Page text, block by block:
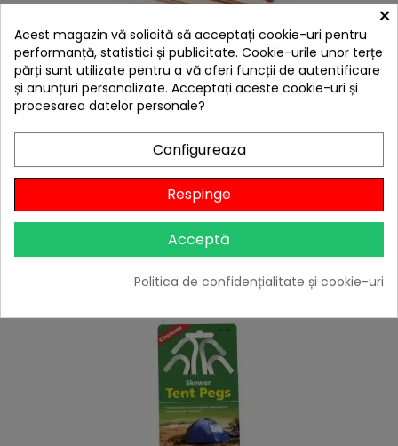
Cuie de ancorare ultra usoare DDHammocks -
0705422505439
45,76 lei
Niciun review
Stoc furnizor
×
Acest magazin vă solicită să acceptați cookie-uri pentru
performanță, statistici și publicitate. Cookie-urile unor terțe
părți sunt utilizate pentru a vă oferi funcții de autentificare
și anunțuri personalizate. Acceptați aceste cookie-uri și
procesarea datelor personale?
Configureaza
Respinge
Acceptă
Politica de confidențialitate și cookie-uri